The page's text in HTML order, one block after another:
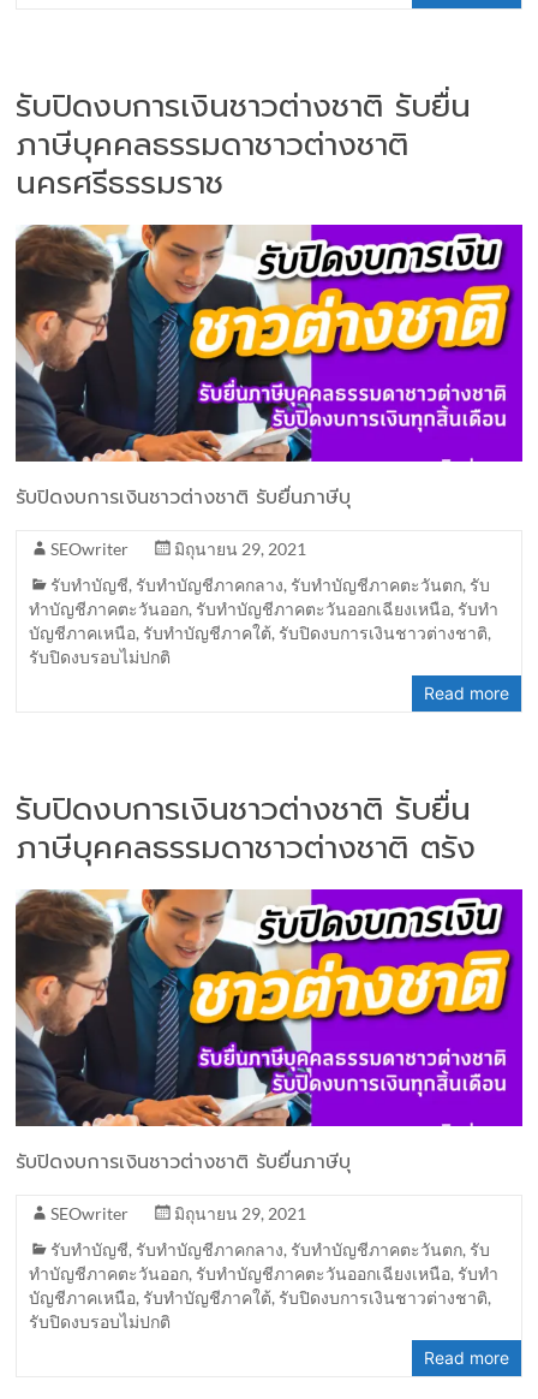
รับปิดงบการเงินชาวต่างชาติ รับยื่น
ภาษีบุคคลธรรมดาชาวต่างชาติ
นครศรีธรรมราช
รับปิดงบการเงินชาวต่างชาติ รับยื่นภาษีบุ
SEOwriter
มิถุนายน 29, 2021
รับทำบัญชี, รับทำบัญชีภาคกลาง, รับทำบัญชีภาคตะวันตก, รับ
ทำบัญชีภาคตะวันออก, รับทำบัญชีภาคตะวันออกเฉียงเหนือ, รับทำ
บัญชีภาคเหนือ, รับทำบัญชีภาคใต้, รับปิดงบการเงินชาวต่างชาติ,
รับปิดงบรอบไม่ปกติ
Read more
รับปิดงบการเงินชาวต่างชาติ รับยื่น
ภาษีบุคคลธรรมดาชาวต่างชาติ ตรัง
รับปิดงบการเงินชาวต่างชาติ รับยื่นภาษีบุ
SEOwriter
มิถุนายน 29, 2021
รับทำบัญชี, รับทำบัญชีภาคกลาง, รับทำบัญชีภาคตะวันตก, รับ
ทำบัญชีภาคตะวันออก, รับทำบัญชีภาคตะวันออกเฉียงเหนือ, รับทำ
บัญชีภาคเหนือ, รับทำบัญชีภาคใต้, รับปิดงบการเงินชาวต่างชาติ,
รับปิดงบรอบไม่ปกติ
Read more